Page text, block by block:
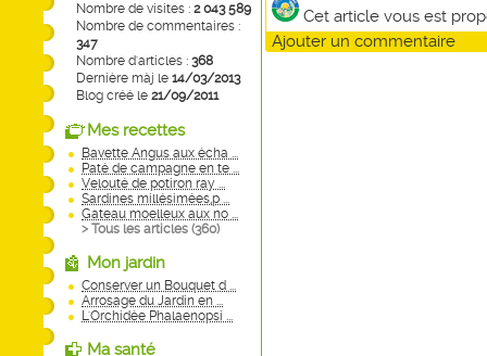
Nombre de visites : 2 043 589
Nombre de commentaires :
347
Nombre d'articles : 368
Dernière màj le 14/03/2013
Blog créé le 21/09/2011
Mes recettes
Bavette Angus aux écha ...
Paté de campagne en te ...
Velouté de potiron ray ...
Sardines millésimées,p ...
Gateau moelleux aux no ...
> Tous les articles (360)
Mon jardin
Conserver un Bouquet d ...
Arrosage du Jardin en ...
L'Orchidée Phalaenopsi ...
Ma santé
Cet article vous est
Ajouter un commentaire